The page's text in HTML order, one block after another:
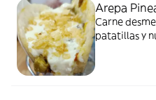
Arepa
Carne
patatillas y